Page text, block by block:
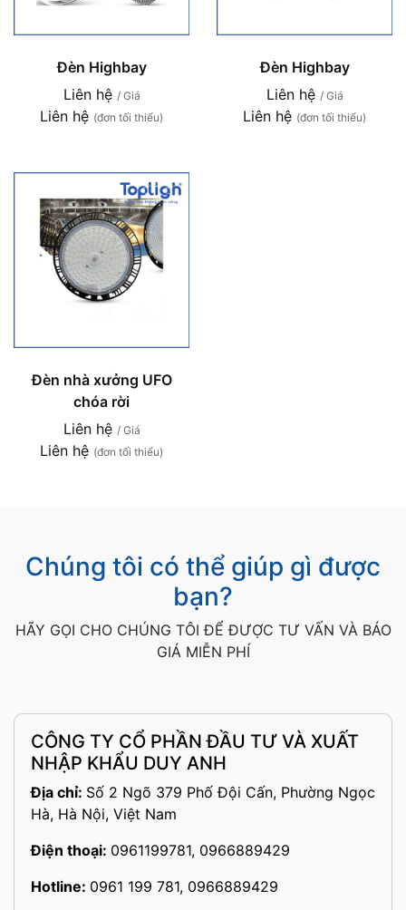
Đèn Highbay
Liên hệ / Giá
Liên hệ (đơn tối thiểu)
Đèn Highbay
Liên hệ / Giá
Liên hệ (đơn tối thiểu)
Đèn nhà xưởng UFO
chóa rời
Liên hệ / Giá
Liên hệ (đơn tối thiểu)
Chúng tôi có thể giúp gì được
bạn?
HÃY GỌI CHO CHÚNG TÔI ĐỂ ĐƯỢC TƯ VẤN VÀ BÁO
GIÁ MIỄN PHÍ
CÔNG TY CỔ PHẦN ĐẦU TƯ VÀ XUẤT
NHẬP KHẨU DUY ANH
Địa chỉ: Số 2 Ngõ 379 Phố Đội Cấn, Phường Ngọc
Hà, Hà Nội, Việt Nam
Điện thoại: 0961199781, 0966889429
Hotline: 0961 199 781, 0966889429